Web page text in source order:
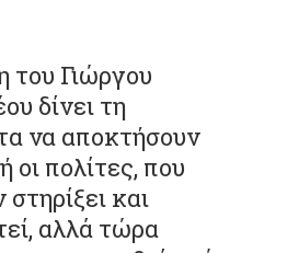
του Γιώργου
δίνει τη
να αποκτήσουν
πολίτες, που
και
αλλά τώρα